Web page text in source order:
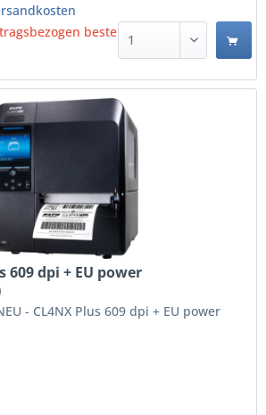
bestellt werden.
609 dpi + EU power
- CL4NX Plus 609 dpi + EU power